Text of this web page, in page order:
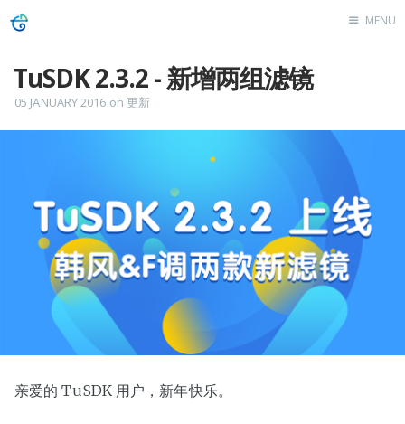
MENU
TuSDK 2.3.2 - 新增两组滤镜
05 JANUARY 2016 on 更新
亲爱的 TuSDK 用户，新年快乐。